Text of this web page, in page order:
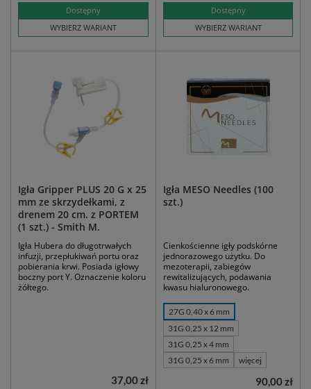
Dostępny
WYBIERZ WARIANT
Dostępny
WYBIERZ WARIANT
Igła Gripper PLUS 20 G x 25
mm ze skrzydełkami, z
drenem 20 cm. z PORTEM
(1 szt.) - Smith M.
Igła Hubera do długotrwałych
infuzji, przepłukiwań portu oraz
pobierania krwi. Posiada igłowy
boczny port Y. Oznaczenie koloru
żółtego.
37,00 zł
Igła MESO Needles (100
szt.)
Cienkościenne igły podskórne
jednorazowego użytku. Do
mezoterapii, zabiegów
rewitalizujących, podawania
kwasu hialuronowego.
27G 0,40 x 6 mm
31G 0,25 x 12 mm
31G 0,25 x 4 mm
31G 0,25 x 6 mm
więcej
90,00 zł